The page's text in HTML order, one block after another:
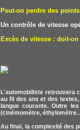
Peut-on perdre des
Un contrôle de vitesse
Excès de vitesse : doit-
L'automobiliste retrouvera
au fil des ans et des
langue courante. Outre
(cinémomètre,
Au final, la complexité des